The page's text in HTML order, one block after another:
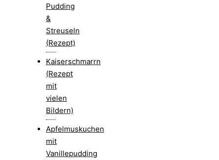
Pudding
&
Streuseln
(Rezept)
Kaiserschmarrn
(Rezept
mit
vielen
Bildern)
Apfelmuskuchen
mit
Vanillepudding